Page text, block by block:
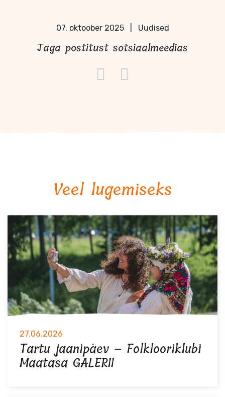
07. oktoober 2025 Uudised
Jaga postitust sotsiaalmeedias
Veel lugemiseks
27.06.2026
Tartu jaanipäev – Folklooriklubi
Maatasa GALERII